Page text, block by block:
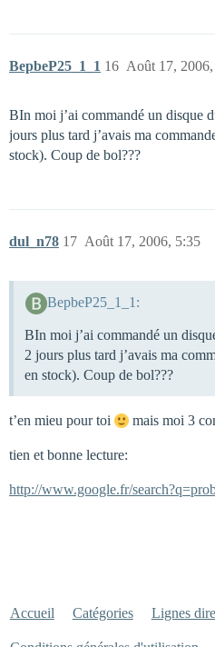
BepbeP25_1_1 Août 17,
16
BIn moi j’ai commandé un disque
jours plus tard j’avais ma
stock). Coup de bol???
dul_n78 Août 17, 2006, 5:35
17
BepbeP25_1_1:
BIn moi j’ai commandé un
2 jours plus tard j’avais ma
en stock). Coup de bol???
t’en mieu pour toi mais moi 3
tien et bonne lecture:
http://www.google.fr/
Accueil Catégories Lignes